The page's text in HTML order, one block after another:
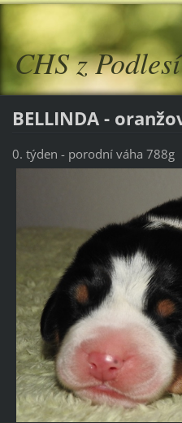
CHS z
BELLINDA -
0. týden - porodní váha 788g